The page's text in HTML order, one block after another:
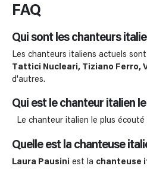
FAQ
Qui sont les chanteurs
Les chanteurs italiens actuels sont
Tattici Nucleari, Tiziano Ferro,
d'autres.
Qui est le chanteur italien
Le chanteur italien le plus
Quelle est la chanteuse
Laura Pausini est la chanteuse